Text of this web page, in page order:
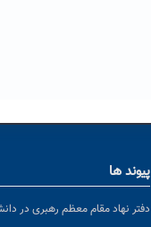
پیوند ها
دفتر نهاد مقام معظم رهبری در